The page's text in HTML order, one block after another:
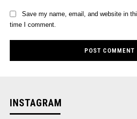
Save my name, email, and website in
time I comment.
INSTAGRAM